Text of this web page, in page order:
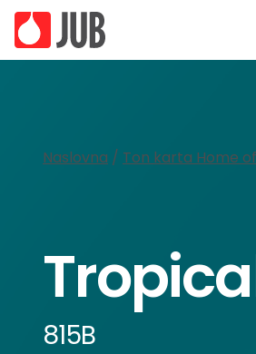
Naslovna / Ton karta Home
815B